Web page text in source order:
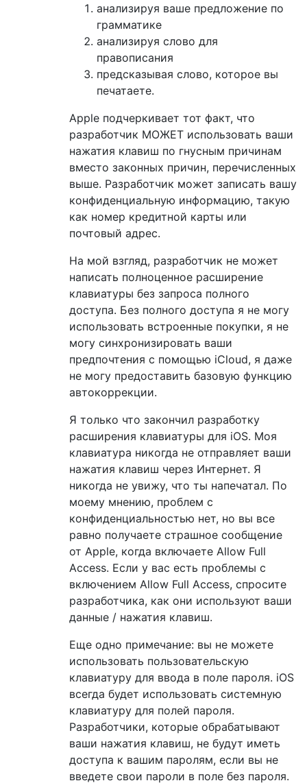
анализируя ваше предложение по
грамматике
анализируя слово для
правописания
предсказывая слово, которое вы
печатаете.
Apple подчеркивает тот факт, что
разработчик МОЖЕТ использовать ваши
нажатия клавиш по гнусным причинам
вместо законных причин, перечисленных
выше. Разработчик может записать вашу
конфиденциальную информацию, такую ​​
как номер кредитной карты или
почтовый адрес.
На мой взгляд, разработчик не может
написать полноценное расширение
клавиатуры без запроса полного
доступа. Без полного доступа я не могу
использовать встроенные покупки, я не
могу синхронизировать ваши
предпочтения с помощью iCloud, я даже
не могу предоставить базовую функцию
автокоррекции.
Я только что закончил разработку
расширения клавиатуры для iOS. Моя
клавиатура никогда не отправляет ваши
нажатия клавиш через Интернет. Я
никогда не увижу, что ты напечатал. По
моему мнению, проблем с
конфиденциальностью нет, но вы все
равно получаете страшное сообщение
от Apple, когда включаете Allow Full
Access. Если у вас есть проблемы с
включением Allow Full Access, спросите
разработчика, как они используют ваши
данные / нажатия клавиш.
Еще одно примечание: вы не можете
использовать пользовательскую
клавиатуру для ввода в поле пароля. iOS
всегда будет использовать системную
клавиатуру для полей пароля.
Разработчики, которые обрабатывают
ваши нажатия клавиш, не будут иметь
доступа к вашим паролям, если вы не
введете свои пароли в поле без пароля.